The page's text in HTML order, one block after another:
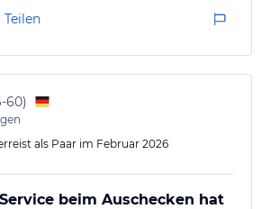
Viele Gäste sind vor Mitternacht
. Das Essen ist auch nicht
vor 3 Jahren noch war. An den
die Gäste Schlange und
Teilen
60)
als Paar im Februar 2026
beim Auschecken hat